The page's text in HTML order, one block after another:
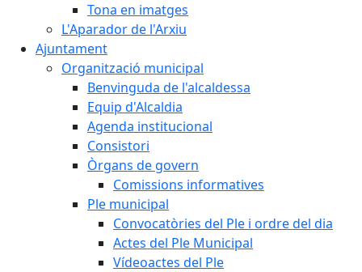
Tona en imatges
L'Aparador de l'Arxiu
Ajuntament
Organització municipal
Benvinguda de l'alcaldessa
Equip d'Alcaldia
Agenda institucional
Consistori
Òrgans de govern
Comissions informatives
Ple municipal
Convocatòries del Ple i ordre del dia
Actes del Ple Municipal
Vídeoactes del Ple